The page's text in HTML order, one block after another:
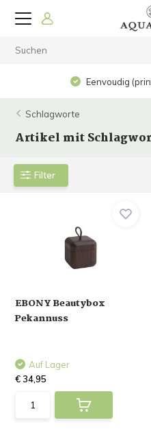
Eenvoudig
Schlagworte
Artikel mit
Filter
EBONY Beautybox
Pekannuss
Auf Lager
€ 34,95